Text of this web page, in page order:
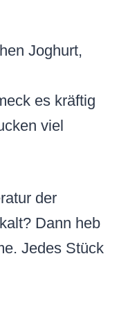
Joghurt,
es kräftig
viel
der
Dann heb
Jedes Stück